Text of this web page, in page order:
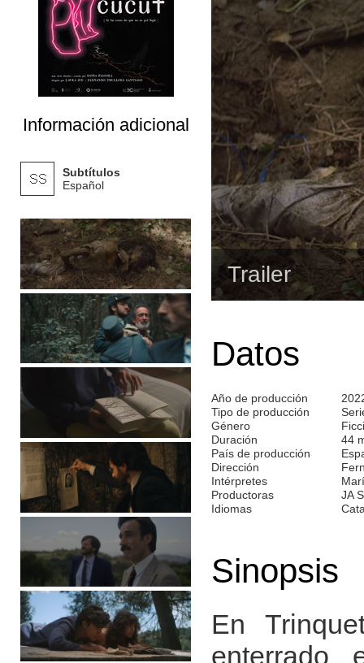
Información adicional
Subtítulos
Español
Trailer
Datos
Año de producción
Tipo de producción
Género
Duración
44
País de producción
Dirección
Intérpretes
Productoras
JA
Idiomas
Sinopsis
En